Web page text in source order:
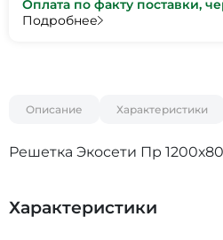
Оплата по факту поставки,
Подробнее
Описание Характеристики
Решетка Экосети Пр
Характеристики